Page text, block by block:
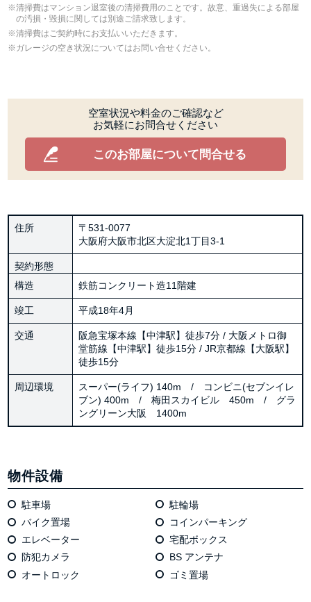
清掃費はマンション退室後の清掃費用のことです。故意、重過失による部屋
の汚損・毀損に関しては別途ご請求致します。
清掃費はご契約時にお支払いいただきます。
ガレージの空き状況についてはお問い合せください。
空室状況や料金のご確認など
お気軽にお問合せください
このお部屋について問合せる
住所
〒531-0077
大阪府大阪市北区大淀北1丁目3-1
契約形態
構造
鉄筋コンクリート造11階建
竣工 平成18年4月
交通
阪急宝塚本線【中津駅】徒歩7分 / 大阪メトロ御
堂筋線【中津駅】徒歩15分 / JR京都線【大阪駅】
徒歩15分
周辺環境
スーパー(ライフ) 140m / コンビニ(セブンイレ
ブン) 400m / 梅田スカイビル 450m / グラ
ングリーン大阪 1400m
物件設備
駐車場
駐輪場
バイク置場
コインパーキング
エレベーター
宅配ボックス
防犯カメラ
BS アンテナ
オートロック
ゴミ置場